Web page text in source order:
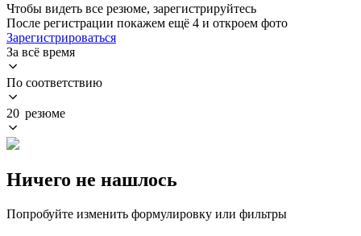
Чтобы видеть все резюме, зарегистрируйтесь
После регистрации покажем ещё 4 и откроем фото
Зарегистрироваться
За всё время
По соответствию
20 резюме
Ничего не нашлось
Попробуйте изменить формулировку или фильтры